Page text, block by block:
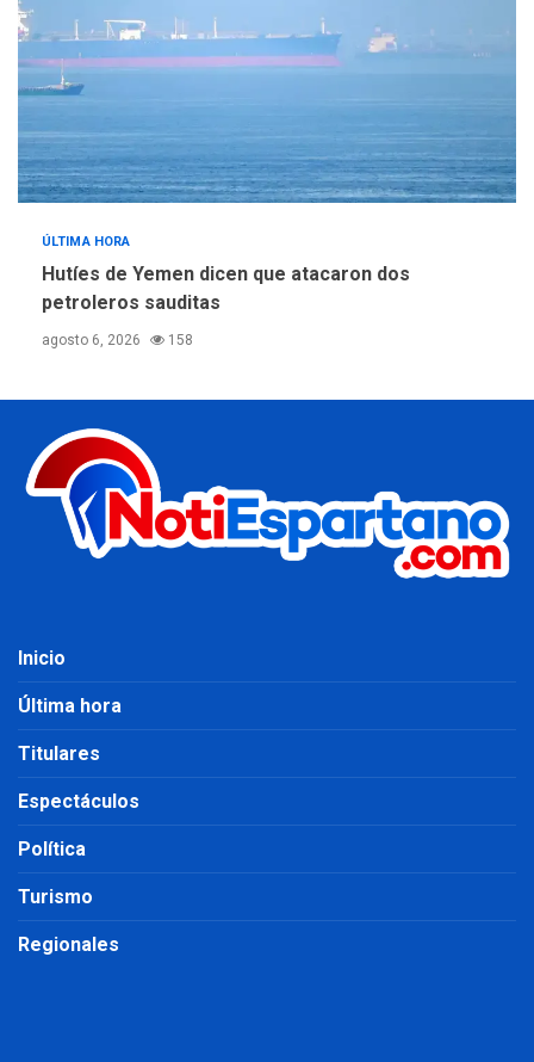
ÚLTIMA HORA
Hutíes de Yemen dicen que atacaron dos
petroleros sauditas
agosto 6, 2026 158
Inicio
Última hora
Titulares
Espectáculos
Política
Turismo
Regionales